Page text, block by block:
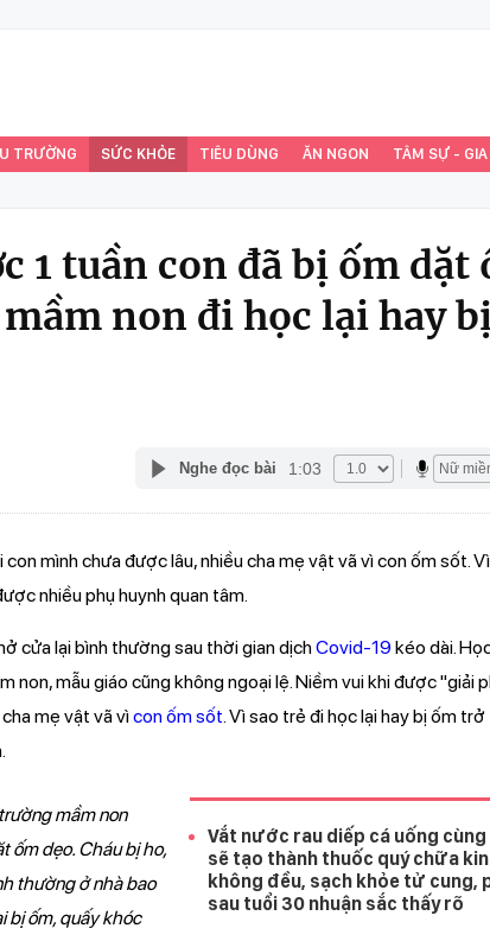
TRƯỜNG SỨC KHỎE TIÊU DÙNG ĂN NGON TÂM SỰ -
1 tuần con đã bị ốm dặt
non đi học lại hay
Nghe đọc bài 1:03
mình chưa được lâu, nhiều cha mẹ vật vã vì con ốm sốt.
nhiều phụ huynh quan tâm.
cửa lại bình thường sau thời gian dịchCovid-19 kéo dài.
non, mẫu giáo cũng không ngoại lệ. Niềm vui khi được "giải
mẹ vật vã vìcon ốm sốt. Vì sao trẻ đi học lại hay bị ốm
Vắt nước rau diếp cá uống
sẽ tạo thành thuốc quý chữa
không đều, sạch khỏe tử cung,
sau tuổi 30 nhuận sắc thấy rõ
mầm non
ốm dẹo. Cháu bị ho,
thường ở nhà bao
bị ốm, quấy khóc